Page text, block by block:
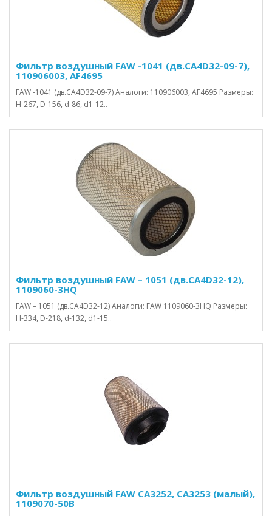
Фильтр воздушный FAW -1041 (дв.CA4D32-09-7),
110906003, AF4695
FAW -1041 (дв.CA4D32-09-7) Аналоги: 110906003, AF4695 Размеры:
H-267, D-156, d-86, d1-12..
Фильтр воздушный FAW – 1051 (дв.CA4D32-12),
1109060-3HQ
FAW – 1051 (дв.CA4D32-12) Аналоги: FAW 1109060-3HQ Размеры:
H-334, D-218, d-132, d1-15..
Фильтр воздушный FAW CA3252, CA3253 (малый),
1109070-50B